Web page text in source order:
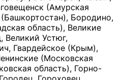
(Амурская
Бородино,
область), Великие
Великий Устюг,
Гвардейское (Крым),
(Московская
область), Горно-